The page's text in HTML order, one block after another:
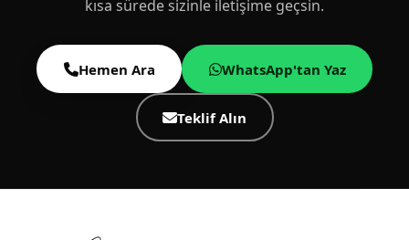
kısa sürede sizinle iletişime geçsin.
Hemen Ara WhatsApp'tan Yaz
Teklif Alın